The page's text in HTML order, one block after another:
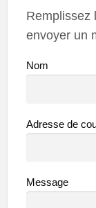
Remplissez
envoyer un
Nom
Adresse de
Message